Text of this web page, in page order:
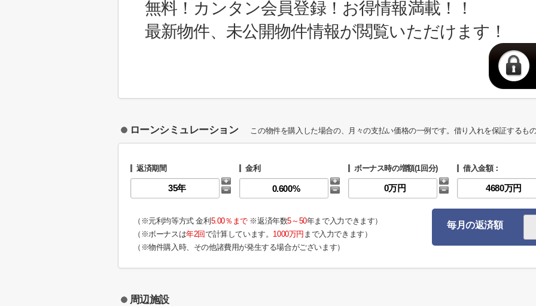
無料！カンタン会員登録！お得情報満載！！
最新物件、未公開物件情報が閲覧いただけます！
ローンシミュレーション この物件を購入した場合の、月々の支払い価格の一例です。借り入れを保証するも
返済期間 金利 ボーナス時の増額(1回分) 借入金額：
（※元利均等方式 金利 5.00％まで※返済年数5～50年まで入力できます）
（※ボーナスは年2回で計算しています。 1000万円 まで入力できます）
（※物件購入時、その他諸費用が発生する場合がございます）
毎月の返済額
周辺施設